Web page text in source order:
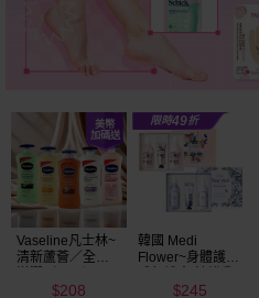
Vaseline凡士林~
清新蘆薈／全效
／密集保濕／淨
$208
韓國 Medi
Flower~身體護理
300ml+乳液
$245